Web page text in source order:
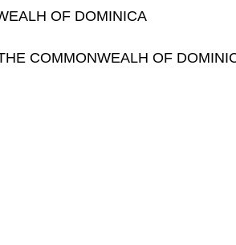
OF DOMINICA
COMMONWEALH OF